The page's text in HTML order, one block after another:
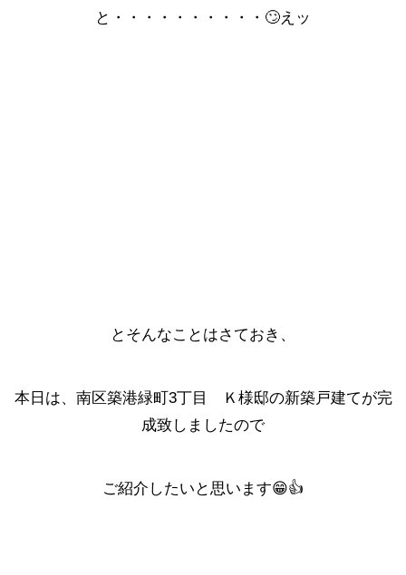
と・・・・・・・・・・🙄えッ
とそんなことはさておき、
本日は、南区築港緑町3丁目 Ｋ様邸の新築戸建てが完
成致しましたので
ご紹介したいと思います😁👍